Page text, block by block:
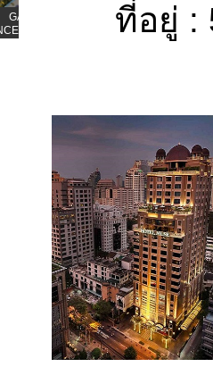
GARDEN R
KUALA
Hotel Muse Bangko
k, Autograph Collec
ที่อยู่ :